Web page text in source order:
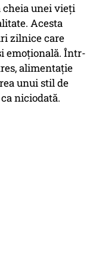
cheia unei vieți
Acesta
zilnice care
emoțională. Într-
alimentație
unui stil de
niciodată.